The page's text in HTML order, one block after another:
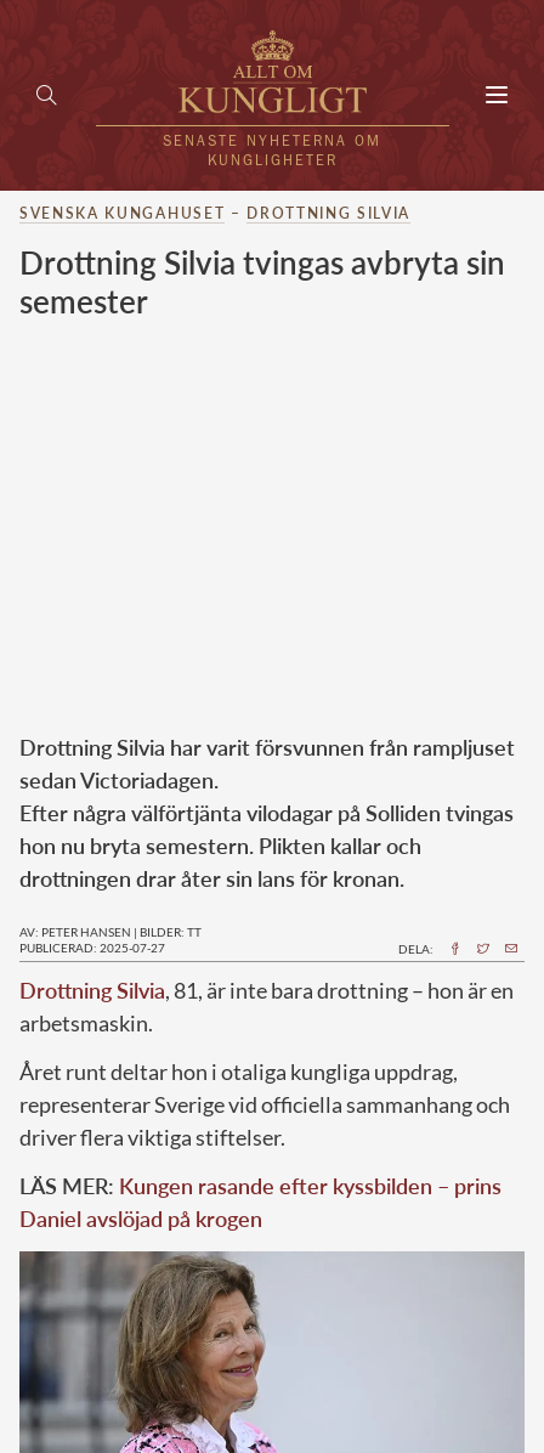
SENASTE NYHETERNA OM
KUNGLIGHETER
Belgiska kungahuset
Jordanska kungahuset
Luxemburgska storhertighuset
Japanska kejsarhuset
Marockanska kungahuset
SVENSKA KUNGAHUSET – DROTTNING SILVIA
Drottning Silvia tvingas avbryta sin
semester
Drottning Silvia har varit försvunnen från rampljuset
sedan Victoriadagen.
Efter några välförtjänta vilodagar på Solliden tvingas
hon nu bryta semestern. Plikten kallar och
drottningen drar åter sin lans för kronan.
AV: PETER HANSEN | BILDER: TT
PUBLICERAD: 2025-07-27
DELA:
Drottning Silvia, 81, är inte bara drottning – hon är en
arbetsmaskin.
Året runt deltar hon i otaliga kungliga uppdrag,
representerar Sverige vid officiella sammanhang och
driver flera viktiga stiftelser.
LÄS MER: Kungen rasande efter kyssbilden – prins
Daniel avslöjad på krogen